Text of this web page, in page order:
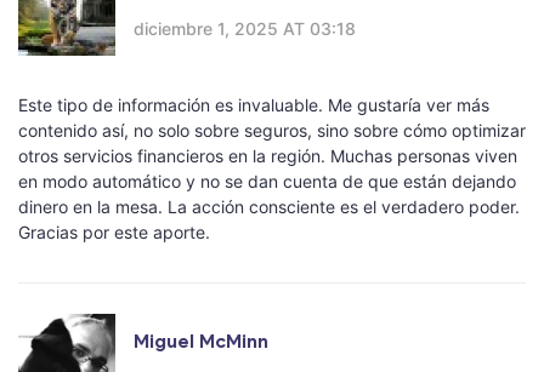
diciembre 1, 2025 AT 03:18
Este tipo de información es invaluable. Me gustaría ver más
contenido así, no solo sobre seguros, sino sobre cómo optimizar
otros servicios financieros en la región. Muchas personas viven
en modo automático y no se dan cuenta de que están dejando
dinero en la mesa. La acción consciente es el verdadero poder.
Gracias por este aporte.
Miguel McMinn